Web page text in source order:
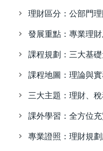
理財區分：公部門
發展重點：專業理
課程規劃：三大基
課程地圖：理論與
三大主題：理財、
課外學習：全方位
專業證照：理財規劃